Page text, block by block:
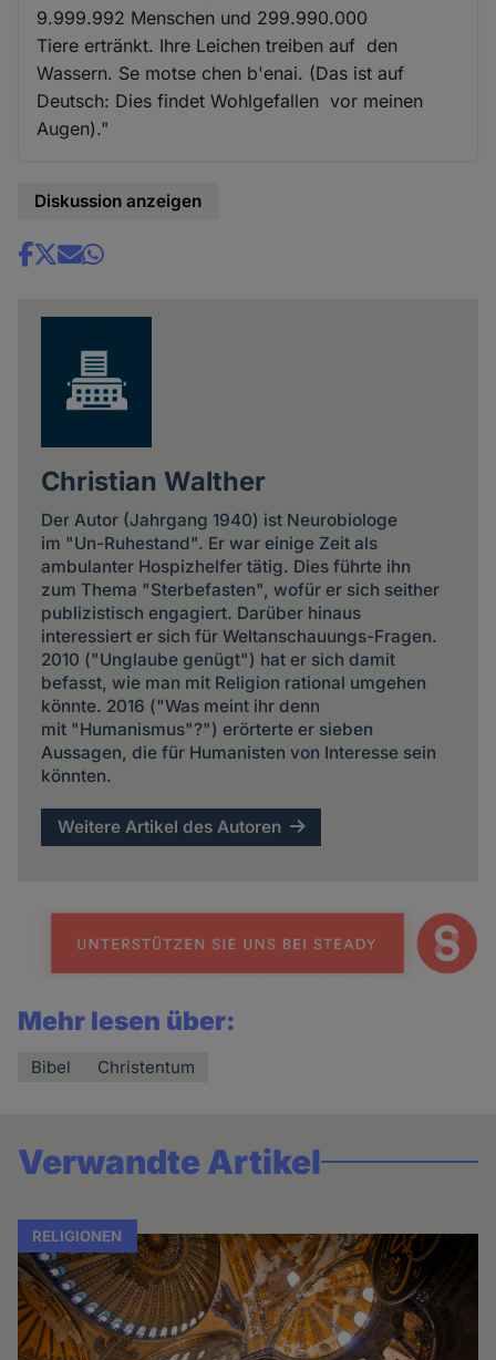
9.999.992 Menschen und 299.990.000
Tiere ertränkt. Ihre Leichen treiben auf den
Wassern. Se motse chen b'enai. (Das ist auf
Deutsch: Dies findet Wohlgefallen vor meinen
Augen)."
Diskussion anzeigen
Share
Christian Walther
Der Autor (Jahrgang 1940) ist Neurobiologe
im "Un-Ruhestand". Er war einige Zeit als
ambulanter Hospizhelfer tätig. Dies führte ihn
zum Thema "Sterbefasten", wofür er sich seither
publizistisch engagiert. Darüber hinaus
interessiert er sich für Weltanschauungs-Fragen.
2010 ("Unglaube genügt") hat er sich damit
befasst, wie man mit Religion rational umgehen
könnte. 2016 ("Was meint ihr denn
mit "Humanismus"?") erörterte er sieben
Aussagen, die für Humanisten von Interesse sein
könnten.
Weitere Artikel des Autoren
Mehr lesen über:
Bibel Christentum
Verwandte Artikel
RELIGIONEN